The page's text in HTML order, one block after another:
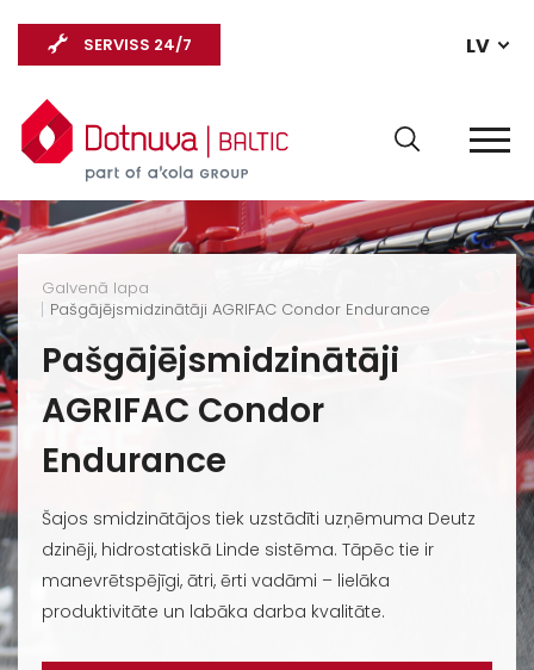
LV
SERVISS 24/7
Galvenā lapa
Pašgājējsmidzinātāji AGRIFAC Condor Endurance
Pašgājējsmidzinātāji
AGRIFAC Condor
Endurance
Šajos smidzinātājos tiek uzstādīti uzņēmuma Deutz
dzinēji, hidrostatiskā Linde sistēma. Tāpēc tie ir
manevrētspējīgi, ātri, ērti vadāmi – lielāka
produktivitāte un labāka darba kvalitāte.